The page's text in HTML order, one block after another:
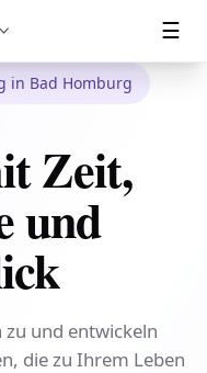
auswählen ☰
in Bad Homburg
Zeit,
und
und entwickeln
die zu Ihrem Leben